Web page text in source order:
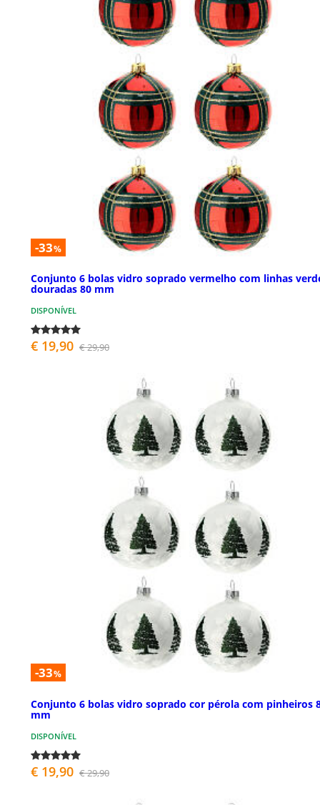
-33%
Conjunto 6 bolas vidro soprado vermelho com linhas
douradas 80 mm
DISPONÍVEL
€ 19,90 € 29,90
-33%
Conjunto 6 bolas vidro soprado cor pérola com pinheiros
mm
DISPONÍVEL
€ 19,90 € 29,90